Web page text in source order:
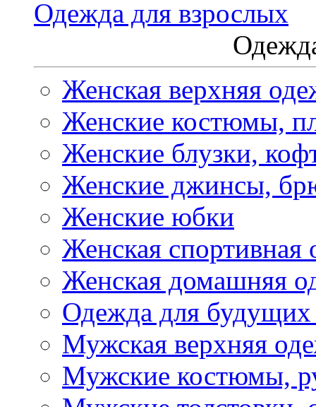
Одежда для взрослых
Женская верхняя
Женские костюмы,
Женские блузки,
Женские джинсы,
Женские юбки
Женская спортивная
Женская домашняя
Одежда для
Мужская верхняя
Мужские костюмы,